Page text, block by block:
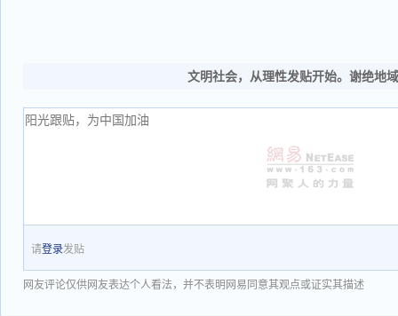
文明社会，从理性发贴开始。谢绝地
请登录发贴
网友评论仅供网友表达个人看法，并不表明网易同意其观点或证实其描述